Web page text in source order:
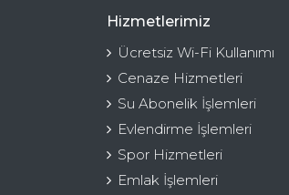
Hizmetlerimiz
Ücretsiz Wi-Fi Kullanımı
Cenaze Hizmetleri
Su Abonelik İşlemleri
Evlendirme İşlemleri
Spor Hizmetleri
Emlak İşlemleri